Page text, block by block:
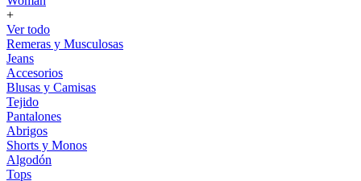
+
Ver todo
Remeras y Musculosas
Jeans
Accesorios
Blusas y Camisas
Tejido
Pantalones
Abrigos
Shorts y Monos
Algodón
Tops